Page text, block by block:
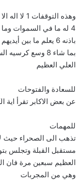
العلي العظيم
للسعادة والفتوحات
عن بعض الاكابر تقرأ
للمهمات
تذهب الى الصحراء حيث
مستقبل القبلة وتجلس
العظيم سبعين مرة فان
وهي من المجربات